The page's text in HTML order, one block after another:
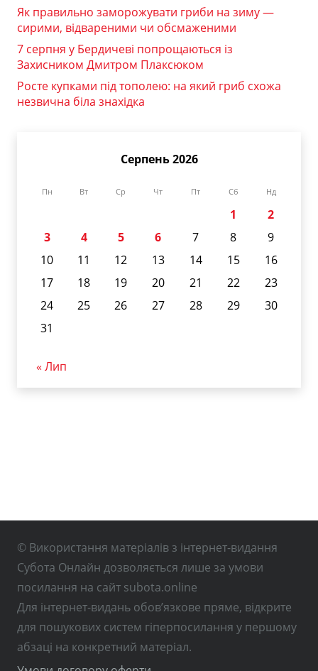
Як правильно заморожувати гриби на зиму —
сирими, відвареними чи обсмаженими
7 серпня у Бердичеві попрощаються із
Захисником Дмитром Плаксюком
Росте купками під тополею: на який гриб схожа
незвична біла знахідка
Серпень 2026
Пн Вт Ср Чт Пт Сб Нд
1
2
3
4 5 6 7 8
9
10
11 12 13 14 15
16
17
18 19 20 21 22
23
24
25 26 27 28 29
30
31
« Лип
© Використання матеріалів з інтернет-видання
Субота Онлайн дозволяється лише за умови
посилання на сайт subota.online
Для інтернет-видань обов’язкове пряме, відкрите
для пошукових систем гіперпосилання у першому
абзаці на конкретний матеріал.